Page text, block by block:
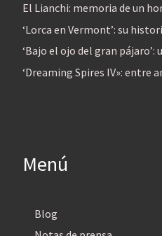
El Lianchi: memoria de un
‘Lorca en Vermont’: su
‘Bajo el ojo del gran
‘Dreaming Spires IV»: entre
Menú
Blog